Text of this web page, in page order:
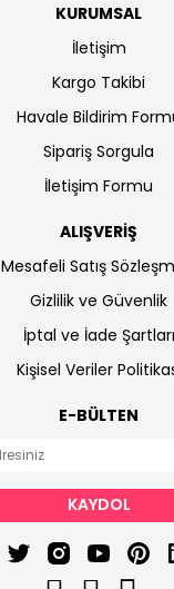
KURUMSAL
İletişim
Kargo Takibi
Havale Bildirim
Sipariş Sorgula
İletişim Formu
ALIŞVERİŞ
Mesafeli Satış
Gizlilik ve Güvenlik
İptal ve İade Şartları
Kişisel Veriler
E-BÜLTEN
KAYDOL